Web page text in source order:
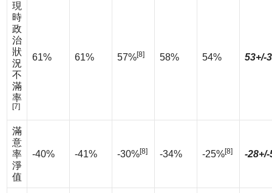
現
時
政
治
狀
況
不
滿
率
[7]
61% 61% 57%[8] 58% 54% 53+/-
滿
意
率
淨
值
-40% -41% -30%[8] -34% -25%[8] -28+/-